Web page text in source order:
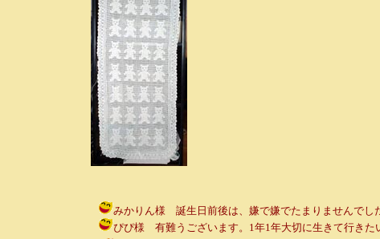
みかりん様 誕生日前後は、嫌で嫌でたまりませんでし
ぴぴ様 有難うございます。1年1年大切に生きて行きた